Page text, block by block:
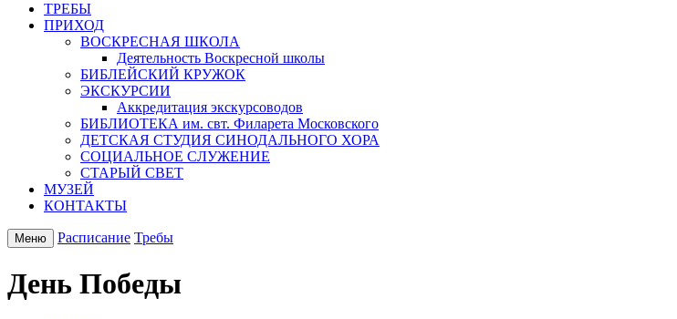
ТРЕБЫ
ПРИХОД
ВОСКРЕСНАЯ ШКОЛА
Деятельность Воскресной школы
БИБЛЕЙСКИЙ КРУЖОК
ЭКСКУРСИИ
Аккредитация экскурсоводов
БИБЛИОТЕКА им. свт. Филарета Московского
ДЕТСКАЯ СТУДИЯ СИНОДАЛЬНОГО ХОРА
СОЦИАЛЬНОЕ СЛУЖЕНИЕ
СТАРЫЙ СВЕТ
МУЗЕЙ
КОНТАКТЫ
Меню Расписание Требы
День Победы